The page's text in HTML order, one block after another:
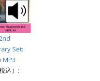
Set:
MP3
込）: